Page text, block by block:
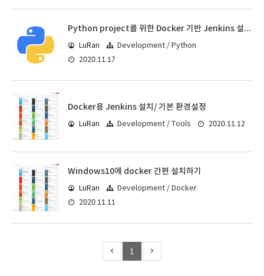
Python project를 위한 Docker 기반 Jenkins 설정하기
LuRan Development / Python
2020.11.17
Docker용 Jenkins 설치/ 기본 환경설정
LuRan Development / Tools 2020.11.12
Windows10에 docker 간편 설치하기
LuRan Development / Docker
2020.11.11
1